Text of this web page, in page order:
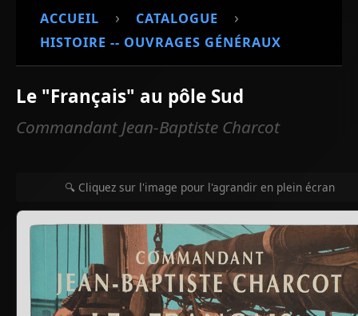
ACCUEIL › CATALOGUE ›
HISTOIRE -- OUVRAGES GÉNÉRAUX
Le "Français" au pôle Sud
Commandant Jean-Baptiste Charcot
🔍 Cliquez sur l'image pour l'agrandir en plein écran